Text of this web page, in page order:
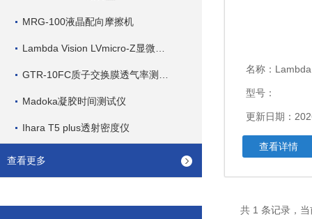
MRG-100液晶配向摩擦机
Madoka凝胶时间测试仪
Ihara T5 plus透射密度仪
查看更多
名称： Lambda
型号：
更新日期：
查看详情
共 1 条记录，